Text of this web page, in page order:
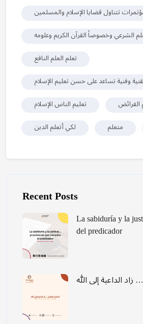
تتناول قضايا الإسلام والمسلمين
الشرعي وخصوصاً القرآن الكريم وعلومه
تعلم العلم النافع
وفنية تساعد على حسن تعليم الإسلام
تعليم الناس الإسلام
الفرائض
لكي أتعلم الدين
متعلم
Recent Posts
La sabiduría y la
del predicador
الداعية إلى الله